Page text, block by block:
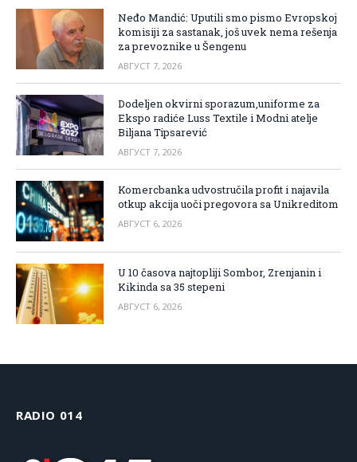
Neđo Mandić: Uputili smo pismo Evropskoj
komisiji za sastanak, još uvek nema rešenja
za prevoznike u Šengenu
АВГУСТ 7, 2026
Dodeljen okvirni sporazum,uniforme za
Ekspo radiće Luss Textile i Modni atelje
Biljana Tipsarević
АВГУСТ 7, 2026
Komercbanka udvostručila profit i najavila
otkup akcija uoči pregovora sa Unikreditom
АВГУСТ 6, 2026
U 10 časova najtopliji Sombor, Zrenjanin i
Kikinda sa 35 stepeni
АВГУСТ 6, 2026
RADIO 014